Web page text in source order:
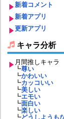
新着コメント
新着アプリ
更新アプリ
キャラ分析
月間推しキャラ
┗尊い
┗かわいい
┗カッコいい
┗美しい
┗エモい
┗面白い
┗楽しい
┗どうしようも